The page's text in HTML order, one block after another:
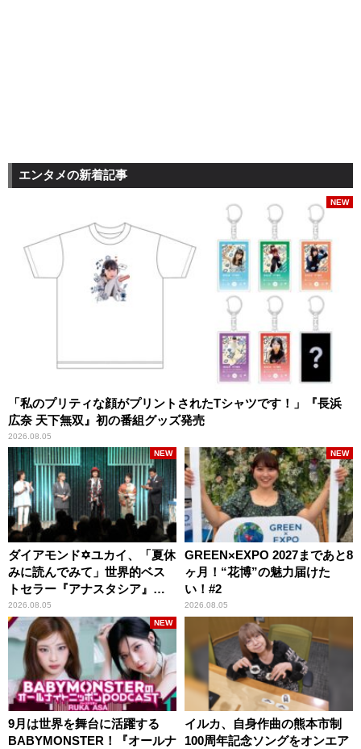
エンタメの新着記事
「私のプリティな顔がプリントされたTシャツです！」『長浜
広奈 天下無双』初の番組グッズ発売
2026.08.05
NEW
ダイアモンド✡ユカイ、「夏休
みに読んでみて」世界的ベス
トセラー『アナスタシア』を
紹介
2026.08.05
NEW
GREEN×EXPO 2027まであと8
ヶ月！“花博”の魅力届けた
い！#2
2026.08.05
NEW
9月は世界を舞台に活躍する
BABYMONSTER！『オールナ
NEW
イルカ、自身作曲の熊本市制
100周年記念ソングをオンエア